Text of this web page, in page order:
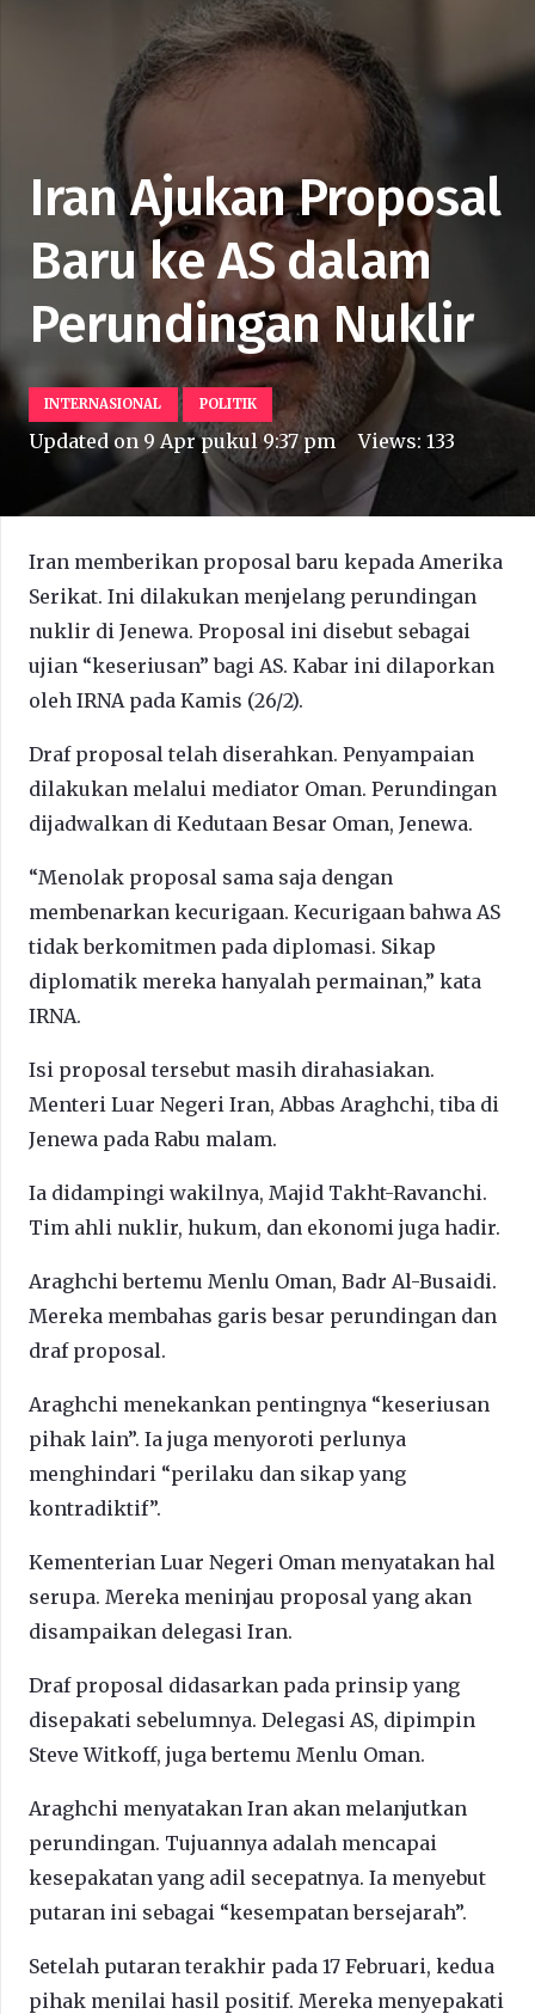
Iran Ajukan Proposal
Baru ke AS dalam
Perundingan Nuklir
INTERNASIONAL POLITIK
Updated on 9 Apr pukul 9:37 pm Views:133
Iran memberikan proposal baru kepada Amerika
Serikat. Ini dilakukan menjelang perundingan
nuklir di Jenewa. Proposal ini disebut sebagai
ujian “keseriusan” bagi AS. Kabar ini dilaporkan
oleh IRNA pada Kamis (26/2).
Draf proposal telah diserahkan. Penyampaian
dilakukan melalui mediator Oman. Perundingan
dijadwalkan di Kedutaan Besar Oman, Jenewa.
“Menolak proposal sama saja dengan
membenarkan kecurigaan. Kecurigaan bahwa AS
tidak berkomitmen pada diplomasi. Sikap
diplomatik mereka hanyalah permainan,” kata
IRNA.
Isi proposal tersebut masih dirahasiakan.
Menteri Luar Negeri Iran, Abbas Araghchi, tiba di
Jenewa pada Rabu malam.
Ia didampingi wakilnya, Majid Takht-Ravanchi.
Tim ahli nuklir, hukum, dan ekonomi juga hadir.
Araghchi bertemu Menlu Oman, Badr Al-Busaidi.
Mereka membahas garis besar perundingan dan
draf proposal.
Araghchi menekankan pentingnya “keseriusan
pihak lain”. Ia juga menyoroti perlunya
menghindari “perilaku dan sikap yang
kontradiktif”.
Kementerian Luar Negeri Oman menyatakan hal
serupa. Mereka meninjau proposal yang akan
disampaikan delegasi Iran.
Draf proposal didasarkan pada prinsip yang
disepakati sebelumnya. Delegasi AS, dipimpin
Steve Witkoff, juga bertemu Menlu Oman.
Araghchi menyatakan Iran akan melanjutkan
perundingan. Tujuannya adalah mencapai
kesepakatan yang adil secepatnya. Ia menyebut
putaran ini sebagai “kesempatan bersejarah”.
Setelah putaran terakhir pada 17 Februari, kedua
pihak menilai hasil positif. Mereka menyepakati